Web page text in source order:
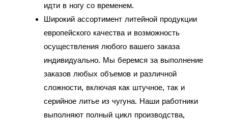
идти в ногу со временем.
Широкий ассортимент литейной продукции
европейского качества и возможность
осуществления любого вашего заказа
индивидуально. Мы беремся за выполнение
заказов любых объемов и различной
сложности, включая как штучное, так и
серийное литье из чугуна. Наши работники
выполняют полный цикл производства,